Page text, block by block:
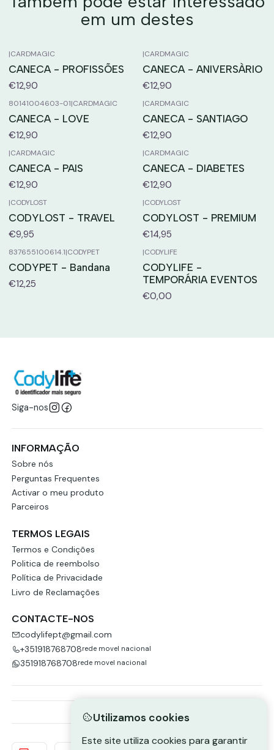
em um destes
|CARDMAGIC
CANECA - PROFISSÕES
€12,90
|CARDMAGIC
CANECA - ANIVERSÀRIO
€12,90
80141004603-01|CARDMAGIC
CANECA - LOVE
€12,90
|CARDMAGIC
CANECA - SANTIAGO
€12,90
|CARDMAGIC
CANECA - PAIS
€12,90
|CARDMAGIC
CANECA - DIABETES
€12,90
|CODYLOST
CODYLOST - TRAVEL
€9,95
|CODYLOST
CODYLOST - PREMIUM
€14,95
837655100614.1|CODYPET
CODYPET - Bandana
€12,25
|CODYLIFE
CODYLIFE -
TEMPORÁRIA EVENTOS
€0,00
Siga-nos
INFORMAÇÃO
Sobre nós
Perguntas Frequentes
Activar o meu produto
Parceiros
TERMOS LEGAIS
Termos e Condições
Politica de reembolso
Política de Privacidade
Livro de Reclamações
CONTACTE-NOS
codylifept@gmail.com
+351918768708rede movel nacional
351918768708rede movel nacional
Utilizamos cookies
Este site utiliza cookies para garantir